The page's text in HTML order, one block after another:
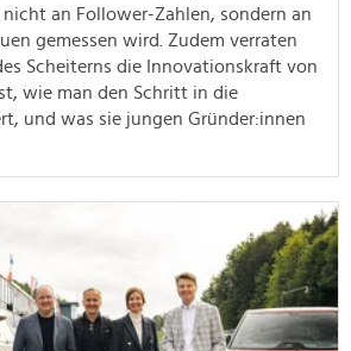
an Follower-Zahlen, sondern an
gemessen wird. Zudem verraten
Scheiterns die Innovationskraft von
wie man den Schritt in die
und was sie jungen Gründer:innen